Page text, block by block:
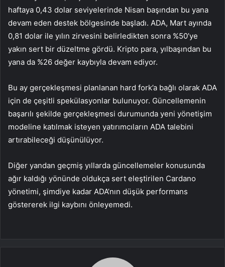
haftaya 0,43 dolar seviyelerinde Nisan başından bu yana
devam eden destek bölgesinde başladı. ADA, Mart ayında
0,81 dolar ile yılın zirvesini belirledikten sonra %50’ye
yakın sert bir düzeltme gördü. Kripto para, yılbaşından bu
yana da %26 değer kaybıyla devam ediyor.
Bu ay gerçekleşmesi planlanan hard fork’a bağlı olarak ADA
için de çeşitli spekülasyonlar bulunuyor. Güncellemenin
başarılı şekilde gerçekleşmesi durumunda yeni yönetişim
modeline katılmak isteyen yatırımcıların ADA talebini
artırabileceği düşünülüyor.
Diğer yandan geçmiş yıllarda güncellemeler konusunda
ağır kaldığı yönünde oldukça sert eleştirilen Cardano
yönetimi, şimdiye kadar ADA’nın düşük performans
göstererek ilgi kaybını önleyemedi.